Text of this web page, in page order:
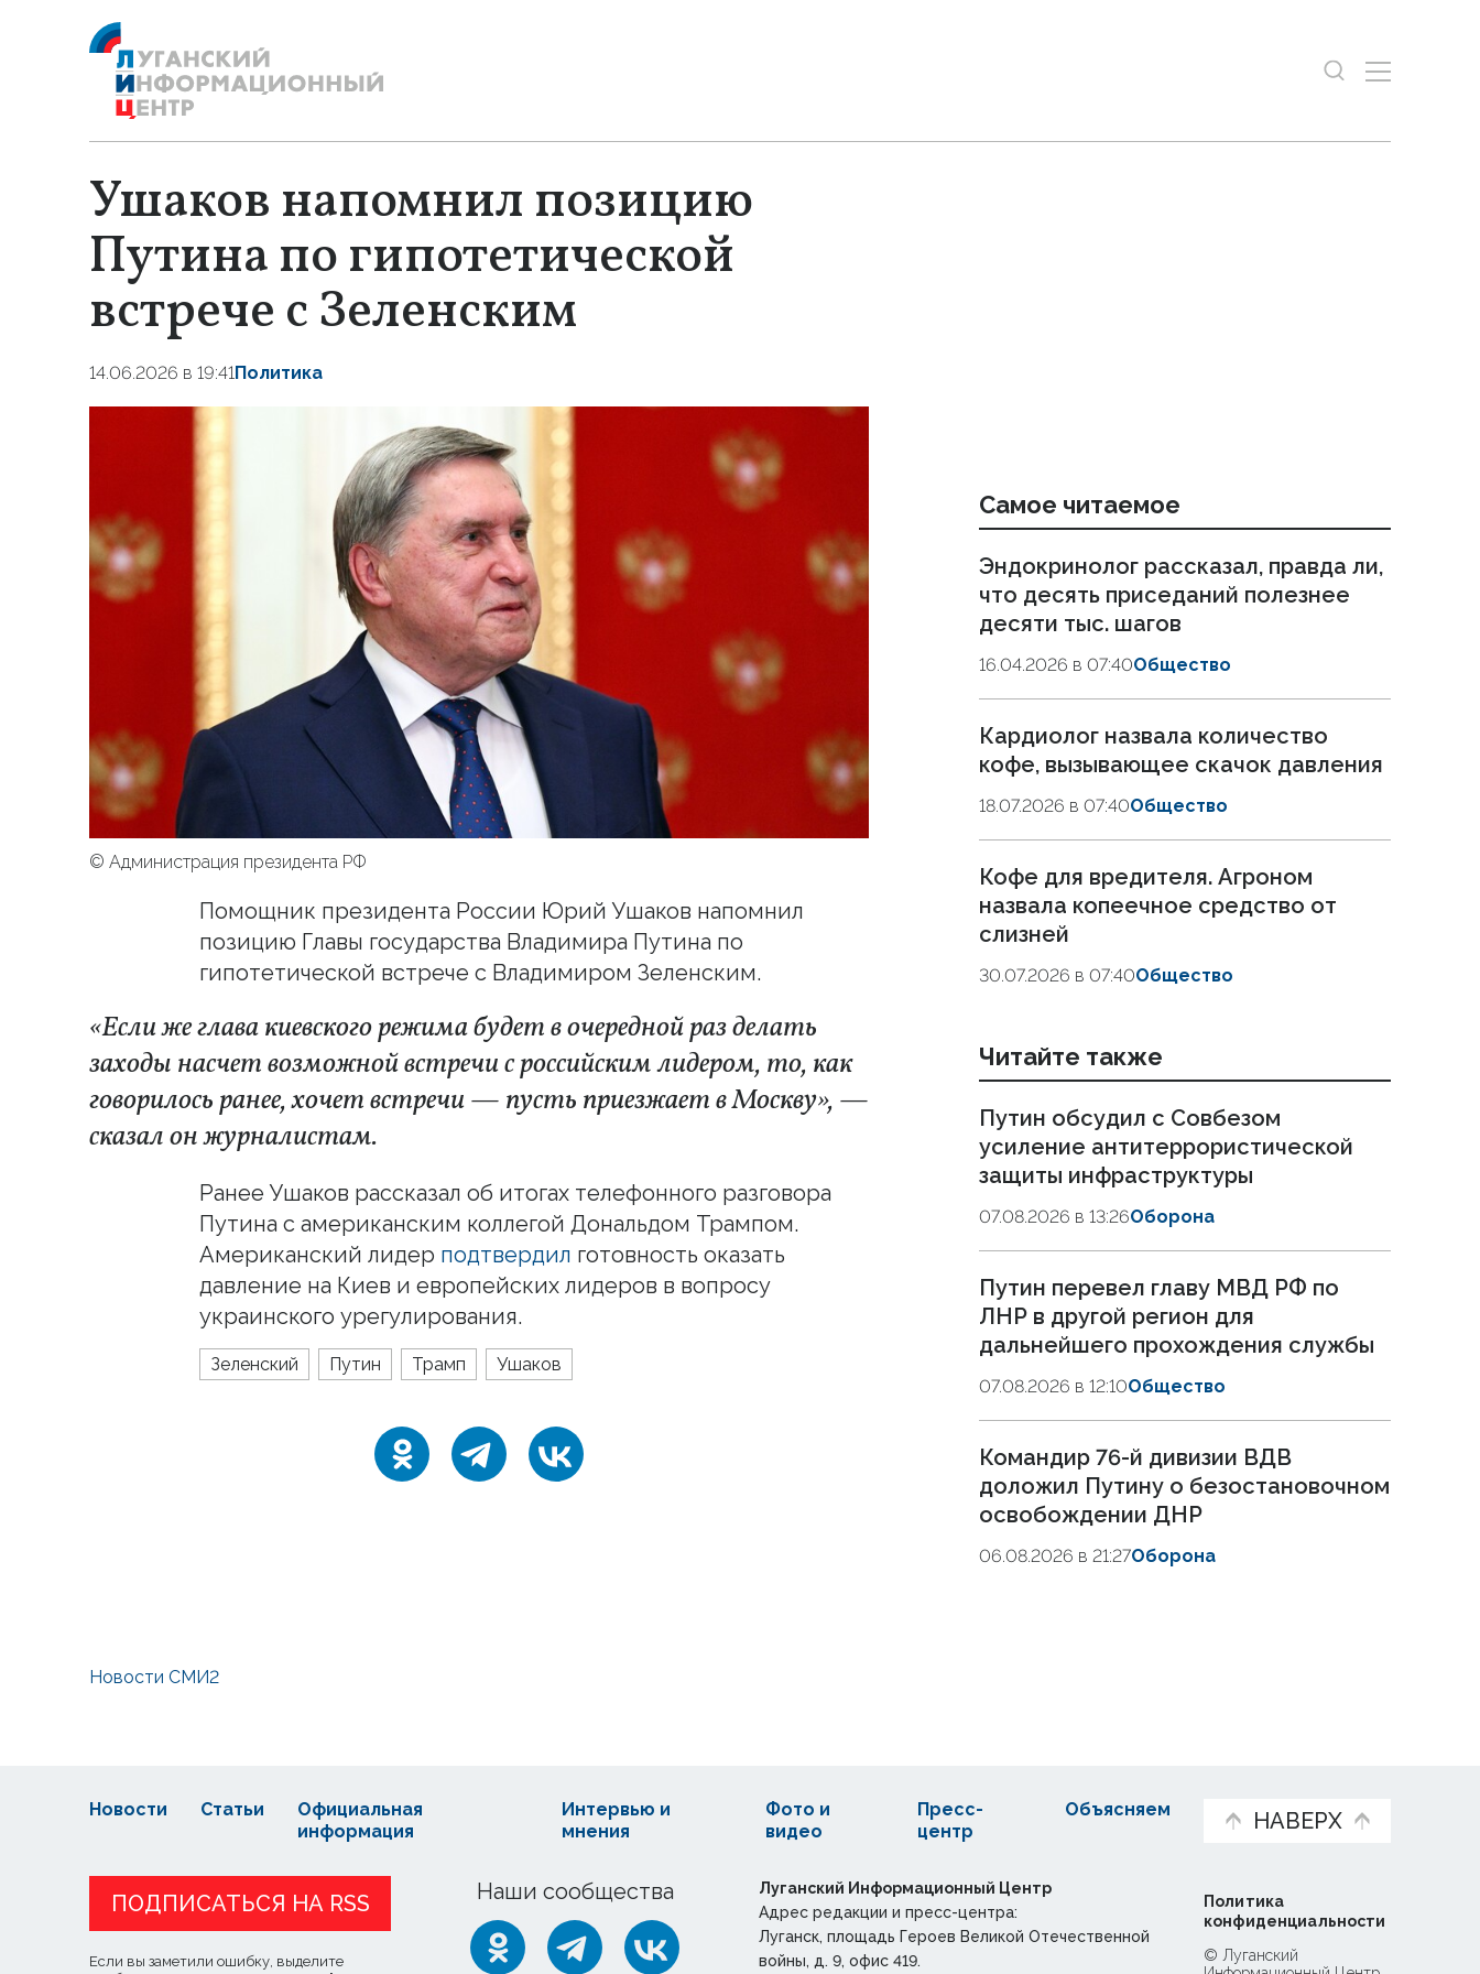
Ушаков напомнил позицию
Путина по гипотетической
встрече с Зеленским
14.06.2026 в 19:41Политика
© Администрация президента РФ
Помощник президента России Юрий Ушаков напомнил
позицию Главы государства Владимира Путина по
гипотетической встрече с Владимиром Зеленским.
«Если же глава киевского режима будет в очередной раз делать
заходы насчет возможной встречи с российским лидером, то, как
говорилось ранее, хочет встречи — пусть приезжает в Москву», —
сказал он журналистам.
Ранее Ушаков рассказал об итогах телефонного разговора
Путина с американским коллегой Дональдом Трампом.
Американский лидер подтвердил готовность оказать
давление на Киев и европейских лидеров в вопросу
украинского урегулирования.
Зеленский Путин Трамп Ушаков
Самое читаемое
Эндокринолог рассказал, правда ли,
что десять приседаний полезнее
десяти тыс. шагов
16.04.2026 в 07:40Общество
Кардиолог назвала количество
кофе, вызывающее скачок давления
18.07.2026 в 07:40Общество
Кофе для вредителя. Агроном
назвала копеечное средство от
слизней
30.07.2026 в 07:40Общество
Читайте также
Путин обсудил с Совбезом
усиление антитеррористической
защиты инфраструктуры
07.08.2026 в 13:26Оборона
Путин перевел главу МВД РФ по
ЛНР в другой регион для
дальнейшего прохождения службы
07.08.2026 в 12:10Общество
Командир 76-й дивизии ВДВ
доложил Путину о безостановочном
освобождении ДНР
06.08.2026 в 21:27Оборона
Новости СМИ2
НАВЕРХ
Наши сообщества
ПОДПИСАТЬСЯ НА RSS
Если вы заметили ошибку, выделите
Новости Статьи
Официальная
информация
Интервью и
мнения
Фото и
видео
Пресс-
центр
Объясняем
Политика
конфиденциальности
Луганский Информационный Центр
Адрес редакции и пресс-центра:
Луганск, площадь Героев Великой Отечественной
войны, д. 9, офис 419.
© Луганский